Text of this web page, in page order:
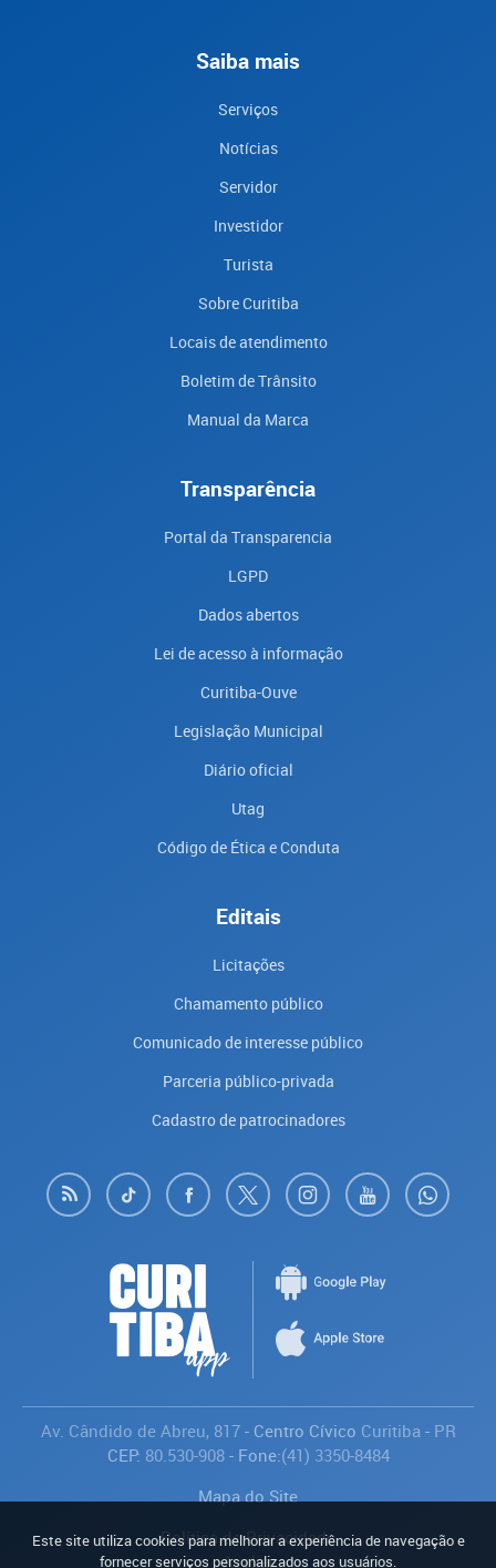
Saiba mais
Serviços
Notícias
Servidor
Investidor
Turista
Sobre Curitiba
Locais de atendimento
Boletim de Trânsito
Manual da Marca
Transparência
Portal da Transparencia
LGPD
Dados abertos
Lei de acesso à informação
Curitiba-Ouve
Legislação Municipal
Diário oficial
Utag
Código de Ética e Conduta
Editais
Licitações
Chamamento público
Comunicado de interesse público
Parceria público-privada
Cadastro de patrocinadores
Av. Cândido de Abreu, 817- Centro Cívico Curitiba- PR
CEP: 80.530-908- Fone:(41) 3350-8484
Mapa do Site
Política de Privacidade
Avaliar
Este site utiliza cookies para melhorar a experiência de navegação e
fornecer serviços personalizados aos usuários.